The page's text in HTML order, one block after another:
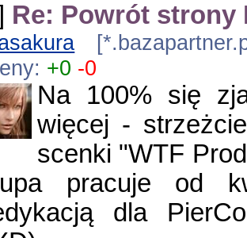
Re: Powrót strony
+0 -0
Na 100% się
więcej -
scenki "WTF
pracuje od
dla